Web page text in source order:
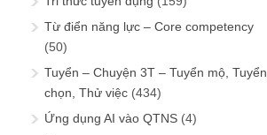
Từ điển năng lực – Core competency
(50)
Tuyển – Chuyện 3T – Tuyển mộ, Tuyển
chọn, Thử việc (434)
Ứng dụng AI vào QTNS (4)